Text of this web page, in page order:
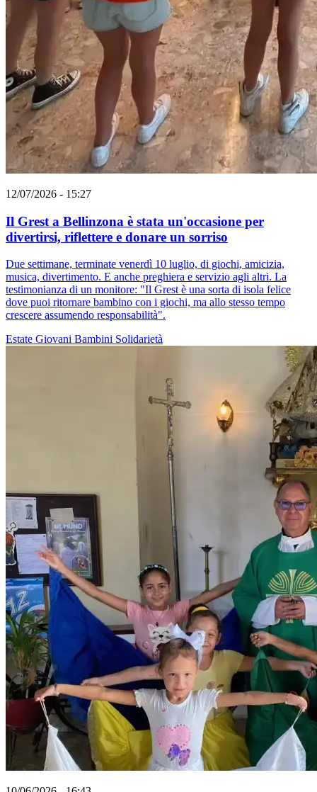
12/07/2026 - 15:27
Il Grest a Bellinzona è stata un'occasione per
divertirsi, riflettere e donare un sorriso
Due settimane, terminate venerdì 10 luglio, di giochi, amicizia,
musica, divertimento. E anche preghiera e servizio agli altri. La
testimonianza di un monitore: "Il Grest è una sorta di isola felice
dove puoi ritornare bambino con i giochi, ma allo stesso tempo
crescere assumendo responsabilità".
Estate Giovani Bambini Solidarietà